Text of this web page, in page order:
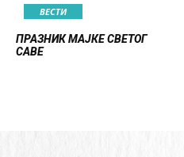
ВЕСТИ
ПРАЗНИК МАЈКЕ СВЕТОГ
САВЕ